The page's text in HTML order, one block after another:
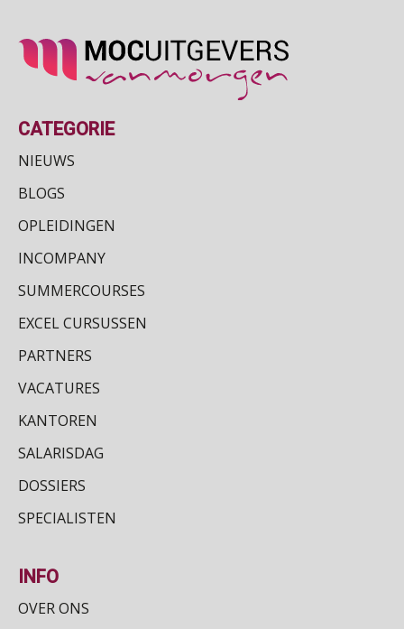
CATEGORIE
NIEUWS
BLOGS
OPLEIDINGEN
INCOMPANY
SUMMERCOURSES
EXCEL CURSUSSEN
PARTNERS
VACATURES
KANTOREN
SALARISDAG
DOSSIERS
SPECIALISTEN
INFO
OVER ONS